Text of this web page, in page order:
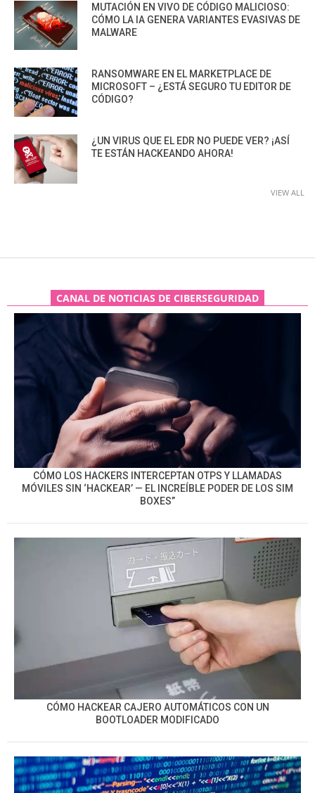
MUTACIÓN EN VIVO DE CÓDIGO MALICIOSO:
CÓMO LA IA GENERA VARIANTES EVASIVAS DE
MALWARE
RANSOMWARE EN EL MARKETPLACE DE
MICROSOFT – ¿ESTÁ SEGURO TU EDITOR DE
CÓDIGO?
¿UN VIRUS QUE EL EDR NO PUEDE VER? ¡ASÍ
TE ESTÁN HACKEANDO AHORA!
VIEW ALL
CANAL DE NOTICIAS DE CIBERSEGURIDAD
CÓMO LOS HACKERS INTERCEPTAN OTPS Y LLAMADAS
MÓVILES SIN ‘HACKEAR’ — EL INCREÍBLE PODER DE LOS SIM
BOXES”
CÓMO HACKEAR CAJERO AUTOMÁTICOS CON UN
BOOTLOADER MODIFICADO